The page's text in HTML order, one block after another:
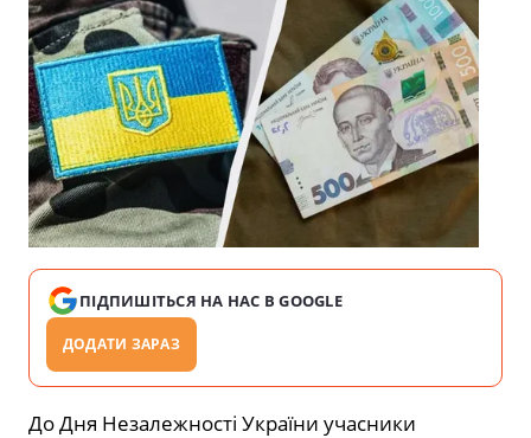
ПІДПИШІТЬСЯ НА НАС В GOOGLE
ДОДАТИ ЗАРАЗ
До Дня Незалежності України учасники